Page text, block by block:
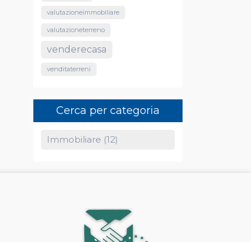
valutazioneimmobiliare
valutazioneterreno
venderecasa
venditaterreni
Cerca per categoria
Immobiliare (12)